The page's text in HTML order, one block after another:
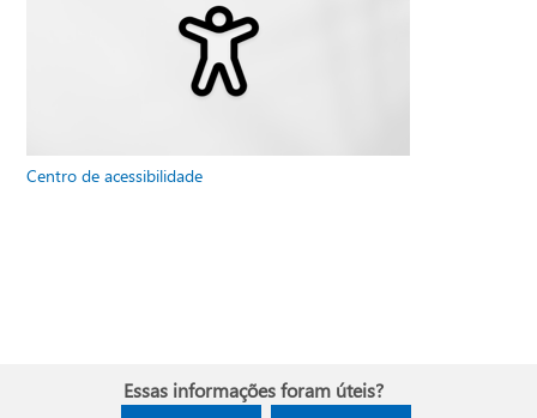
Centro de acessibilidade
Essas informações foram úteis?